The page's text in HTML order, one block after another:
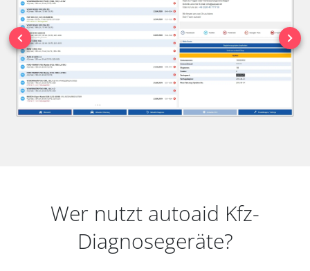
Wer nutzt autoaid Kfz-
Diagnosegeräte?